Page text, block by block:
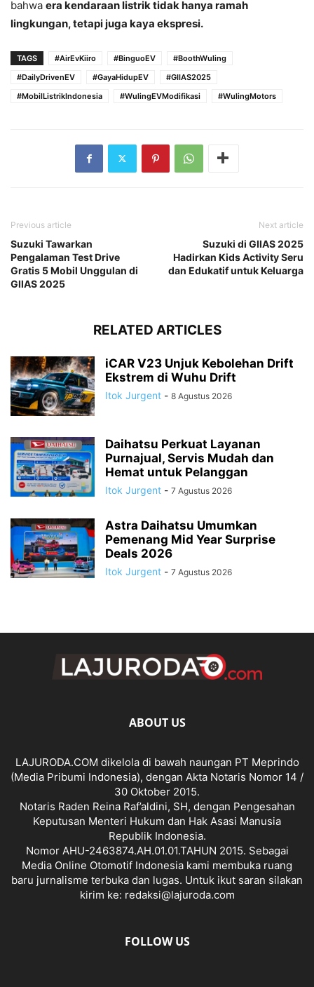
bahwa era kendaraan listrik tidak hanya ramah
lingkungan, tetapi juga kaya ekspresi.
TAGS #AirEvKiiro #BinguoEV
#BoothWuling
#DailyDrivenEV
#GayaHidupEV
#GIIAS2025
#MobilListrikIndonesia
#WulingEVModifikasi #WulingMotors
Previous article
Suzuki Tawarkan
Pengalaman Test Drive
Gratis 5 Mobil Unggulan di
GIIAS 2025
Next article
Suzuki di GIIAS 2025
Hadirkan Kids Activity Seru
dan Edukatif untuk Keluarga
RELATED ARTICLES
iCAR V23 Unjuk Kebolehan Drift
Ekstrem di Wuhu Drift
Itok Jurgent - 8 Agustus 2026
Daihatsu Perkuat Layanan
Purnajual, Servis Mudah dan
Hemat untuk Pelanggan
Itok Jurgent - 7 Agustus 2026
Astra Daihatsu Umumkan
Pemenang Mid Year Surprise
Deals 2026
Itok Jurgent - 7 Agustus 2026
ABOUT US
LAJURODA.COM dikelola di bawah naungan PT Meprindo
(Media Pribumi Indonesia), dengan Akta Notaris Nomor 14 /
30 Oktober 2015.
Notaris Raden Reina Raf’aldini, SH, dengan Pengesahan
Keputusan Menteri Hukum dan Hak Asasi Manusia
Republik Indonesia.
Nomor AHU-2463874.AH.01.01.TAHUN 2015. Sebagai
Media Online Otomotif Indonesia kami membuka ruang
baru jurnalisme terbuka dan lugas. Untuk ikut saran silakan
kirim ke: redaksi@lajuroda.com
FOLLOW US